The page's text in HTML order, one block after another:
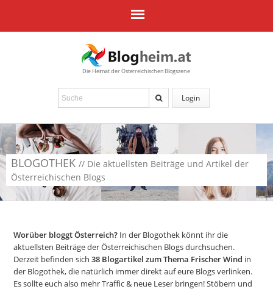
Die Heimat der Österreichischen Blogszene
Login
BLOGOTHEK // Die aktuellsten Beiträge und Artikel der
Österreichischen Blogs
Worüber bloggt Österreich? In der Blogothek könnt ihr die
aktuellsten Beiträge der Österreichischen Blogs durchsuchen.
Derzeit befinden sich38 Blogartikel zum Thema Frischer Wind in
der Blogothek, die natürlich immer direkt auf eure Blogs verlinken.
Es sollte euch also mehr Traffic & neue Leser bringen! Stöbern und